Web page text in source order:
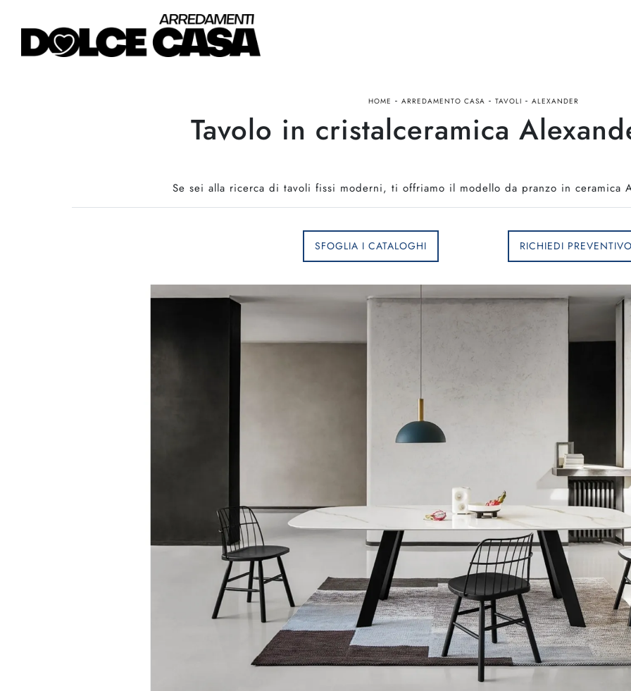
HOME - ARREDAMENTO CASA - TAVOLI - ALEXANDER
Tavolo in cristalceramica
Se sei alla ricerca di tavoli fissi moderni, ti offriamo il modello da pranzo in ceramica
SFOGLIA I CATALOGHI RICHIEDI